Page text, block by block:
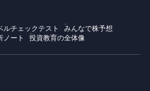
ルチェックテスト
みんなで株予想
ノート 投資教育の全体像